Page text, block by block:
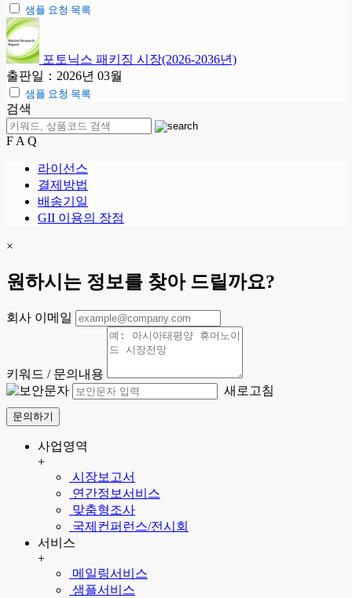
샘플 요청 목록
포토닉스 패키징 시장(2026-2036년)
출판일：2026년 03월
샘플 요청 목록
검색
F A Q
라이선스
결제방법
배송기일
GII 이용의 장점
×
원하시는 정보를 찾아 드릴까요?
회사 이메일
키워드 / 문의내용
새로고침
문의하기
사업영역
+
시장보고서
연간정보서비스
맞춤형조사
국제컨퍼런스/전시회
서비스
+
메일링서비스
샘플서비스